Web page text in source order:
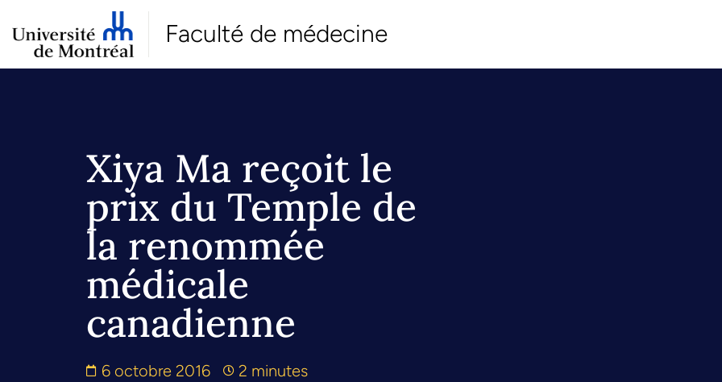
Faculté de médecine
Xiya Ma reçoit le
prix du Temple de
la renommée
médicale
canadienne
6 octobre 2016 2 minutes